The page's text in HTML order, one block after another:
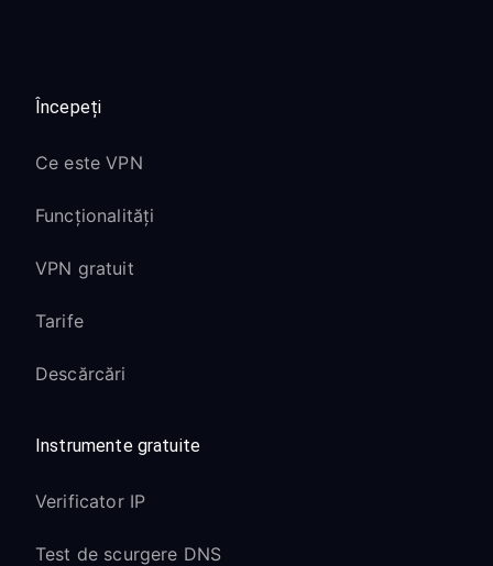
Începeți
Ce este VPN
Funcționalități
VPN gratuit
Tarife
Descărcări
Instrumente gratuite
Verificator IP
Test de scurgere DNS